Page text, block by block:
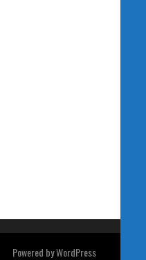
Powered byWordPress